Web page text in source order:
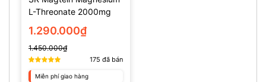
L-Threonate 2000mg
(135 Viên)
1.290.000₫
1.450.000₫
175 đã bán
Miễn phí giao hàng